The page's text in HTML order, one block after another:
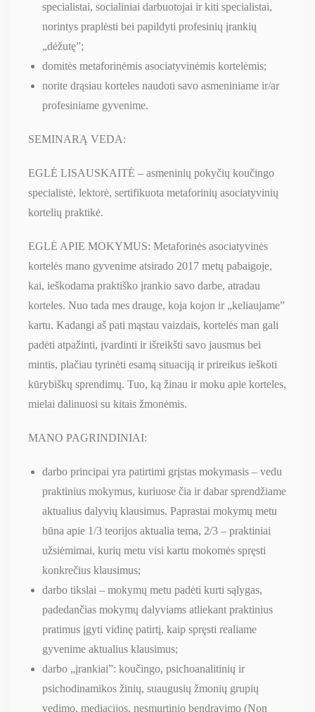
specialistai, socialiniai darbuotojai ir kiti specialistai,
norintys praplėsti bei papildyti profesinių įrankių
„dėžutę”;
domitės metaforinėmis asociatyvinėmis kortelėmis;
norite drąsiau korteles naudoti savo asmeniniame ir/ar
profesiniame gyvenime.
SEMINARĄ VEDA:
EGLĖ LISAUSKAITĖ – asmeninių pokyčių koučingo
specialistė, lektorė, sertifikuota metaforinių asociatyvinių
kortelių praktikė.
EGLĖ APIE MOKYMUS: Metaforinės asociatyvinės
kortelės mano gyvenime atsirado 2017 metų pabaigoje,
kai, ieškodama praktiško įrankio savo darbe, atradau
korteles. Nuo tada mes drauge, koja kojon ir „keliaujame”
kartu. Kadangi aš pati mąstau vaizdais, kortelės man gali
padėti atpažinti, įvardinti ir išreikšti savo jausmus bei
mintis, plačiau tyrinėti esamą situaciją ir prireikus ieškoti
kūrybiškų sprendimų. Tuo, ką žinau ir moku apie korteles,
mielai dalinuosi su kitais žmonėmis.
MANO PAGRINDINIAI:
darbo principai yra patirtimi grįstas mokymasis – vedu
praktinius mokymus, kuriuose čia ir dabar sprendžiame
aktualius dalyvių klausimus. Paprastai mokymų metu
būna apie 1/3 teorijos aktualia tema, 2/3 – praktiniai
užsiėmimai, kurių metu visi kartu mokomės spręsti
konkrečius klausimus;
darbo tikslai – mokymų metu padėti kurti sąlygas,
padedančias mokymų dalyviams atliekant praktinius
pratimus įgyti vidinę patirtį, kaip spręsti realiame
gyvenime aktualius klausimus;
darbo „įrankiai”: koučingo, psichoanalitinių ir
psichodinamikos žinių, suaugusių žmonių grupių
vedimo, mediacijos, nesmurtinio bendravimo (Non